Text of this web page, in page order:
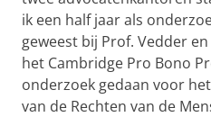
ik een half jaar als
geweest bij Prof. Vedder
het Cambridge Pro Bono
onderzoek gedaan voor
van de Rechten van de